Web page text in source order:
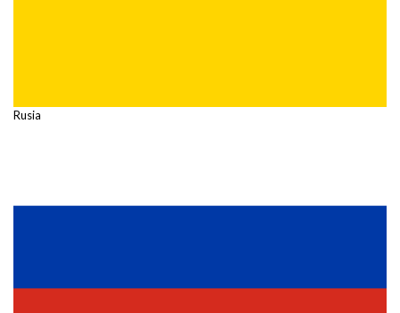
Rusia